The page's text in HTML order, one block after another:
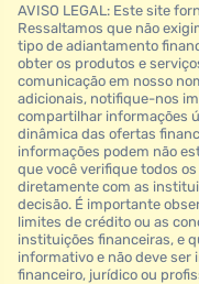
AVISO LEGAL: Este site
Ressaltamos que não
tipo de adiantamento
obter os produtos e
comunicação em nosso
adicionais, notifique-nos
compartilhar informações
dinâmica das ofertas
informações podem não
que você verifique todos
diretamente com as
decisão. É importante
limites de crédito ou as
instituições financeiras, e
informativo e não deve
financeiro, jurídico ou